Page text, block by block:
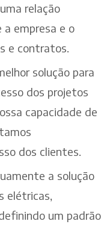
relação
empresa e o
e contratos.
solução para
dos projetos
capacidade de
dos clientes.
a solução
elétricas,
um padrão